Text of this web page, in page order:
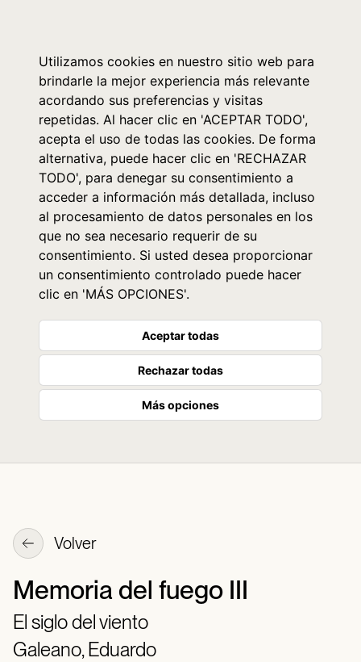
Utilizamos cookies en nuestro sitio web para
brindarle la mejor experiencia más relevante
acordando sus preferencias y visitas
repetidas. Al hacer clic en 'ACEPTAR TODO',
acepta el uso de todas las cookies. De forma
alternativa, puede hacer clic en 'RECHAZAR
TODO', para denegar su consentimiento a
acceder a información más detallada, incluso
al procesamiento de datos personales en los
que no sea necesario requerir de su
consentimiento. Si usted desea proporcionar
un consentimiento controlado puede hacer
clic en 'MÁS OPCIONES'.
Aceptar todas
Rechazar todas
Más opciones
Volver
Memoria del fuego III
El siglo del viento
Galeano, Eduardo